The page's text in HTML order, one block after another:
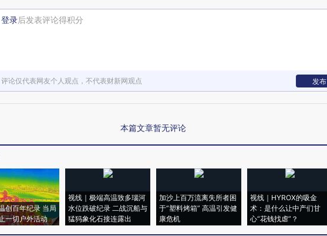
登录后发表评论得积分
评论仅代表网友个人观点，不代表财新网观点 发布
本篇文章暂无评论
创百年纪录 当局
一切户外活动
视线｜极端高温致多瑙河
水位跌破纪录 二战沉船与
猛犸象化石接连露出
加沙上百万流离失所者困
于“塑料烤箱” 高温引发健
康危机
视线｜HYROX的吸金
术：是什么让中产们甘
心“花钱找虐”？